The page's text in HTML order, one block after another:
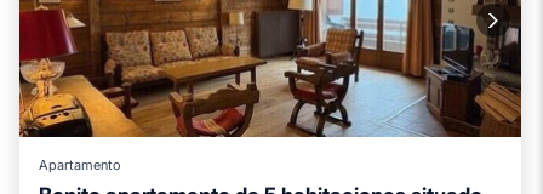
Apartamento